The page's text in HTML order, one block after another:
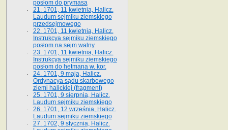
posłom do prymasa
21. 1701, 11 kwietnia, Halicz.
Laudum sejmiku ziemskiego
przedsejmowego
22. 1701, 11 kwietnia, Halicz.
Instrukcya sejmiku ziemskiego
posłom na sejm walny
23. 1701, 11 kwietnia, Halicz.
Instrukcya sejmiku ziemskiego
posłom do hetmana w. kor.
24. 1701, 9 maja, Halicz.
Ordynacya sądu skarbowego
ziemi halickiej (fragment)
25. 1701, 9 sierpnia, Halicz.
Laudum sejmiku ziemskiego
26. 1701, 12 września, Halicz.
Laudum sejmiku ziemskiego
27. 1702, 9 stycznia, Halicz.